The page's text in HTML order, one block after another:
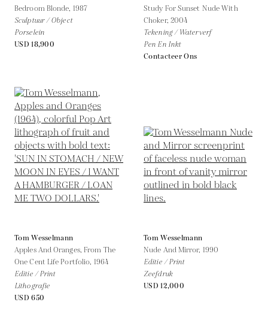
Bedroom Blonde, 1987
Sculptuur / Object
Porselein
USD 18,900
Study For Sunset Nude With
Choker, 2004
Tekening / Waterverf
Pen En Inkt
Contacteer Ons
Tom Wesselmann
Apples And Oranges, From The
One Cent Life Portfolio, 1964
Editie / Print
Lithografie
USD 650
Tom Wesselmann
Nude And Mirror, 1990
Editie / Print
Zeefdruk
USD 12,000